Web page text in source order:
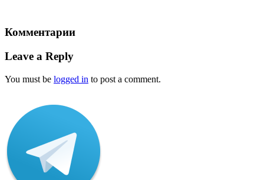
Комментарии
Leave a Reply
You must be logged in to post a comment.